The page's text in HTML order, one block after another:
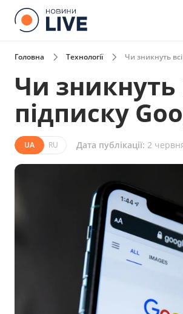
Головна Технології Чи зникнуть
Чи зникнуть
підписку
UA RU Дата публікації: 2